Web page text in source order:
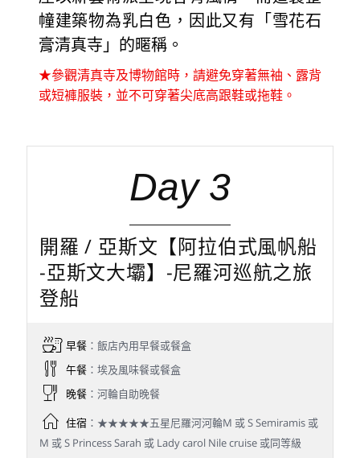
幢建築物為乳白色，因此又有「雪花石
膏清真寺」的暱稱。
★參觀清真寺及博物館時，請避免穿著無袖、露背
或短褲服裝，並不可穿著尖底高跟鞋或拖鞋。
Day 3
開羅 / 亞斯文【阿拉伯式風帆船
-亞斯文大壩】-尼羅河巡航之旅
登船
早餐：飯店內用早餐或餐盒
午餐：埃及風味餐或餐盒
晚餐：河輪自助晚餐
住宿：★★★★★五星尼羅河河輪M 或 S Semiramis 或
M 或 S Princess Sarah 或 Lady carol Nile cruise 或同等級